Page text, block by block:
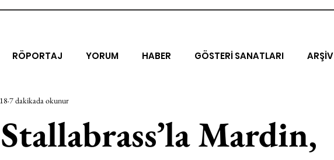
RÖPORTAJ YORUM HABER GÖSTERİ SANATLARI ARŞİV
BİENAL
YEL TOZ PORTRELER ON SORULUK SOHBETLER 500K
Mardin,
7 dakikada okunur